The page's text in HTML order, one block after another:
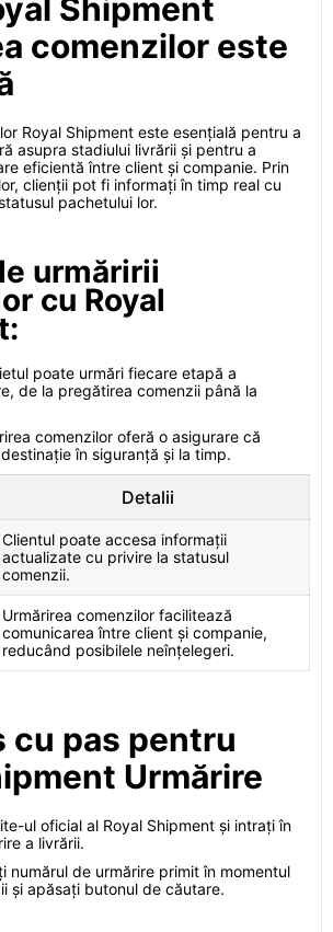
Shipment
comenzilor este
Royal Shipment este esențială pentru a
asupra stadiului livrării și pentru a
eficientă între client și companie. Prin
clienții pot fi informați în timp real cu
pachetului lor.
urmăririi
cu Royal
poate urmări fiecare etapă a
de la pregătirea comenzii până la
comenzilor oferă o asigurare că
în siguranță și la timp.
Detalii
Clientul poate accesa informații
actualizate cu privire la statusul
comenzii.
Urmărirea comenzilor facilitează
comunicarea între client și companie,
reducând posibilele neînțelegeri.
cu pas pentru
Urmărire
ul oficial al Royal Shipment și intrați în
a livrării.
numărul de urmărire primit în momentul
și apăsați butonul de căutare.